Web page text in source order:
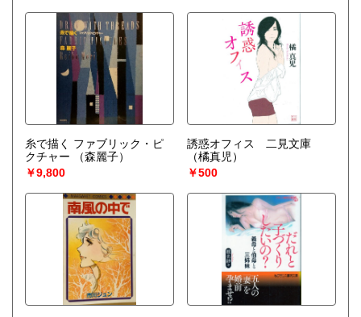
糸で描く ファブリック・ピ
クチャー
（森麗子）
￥9,800
誘惑オフィス 二見文庫
（橘真児）
￥500